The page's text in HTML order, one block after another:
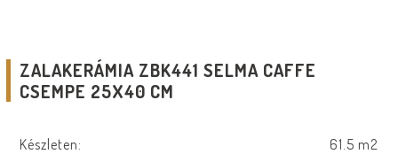
ZALAKERÁMIA ZBK441 SELMA CAFFE
CSEMPE 25X40 CM
Készleten:
61.5 m2